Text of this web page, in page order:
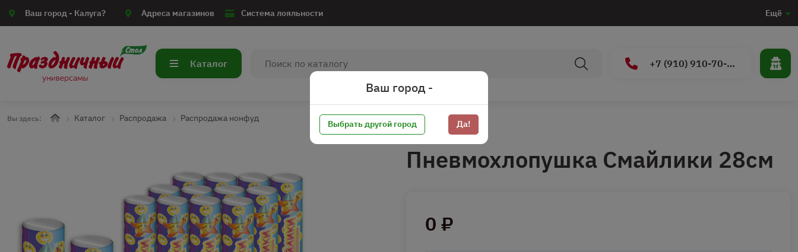
Ваш город - Калуга? Адреса магазинов Система лояльности Ещё
Каталог +7 (910) 910-70-15
Вы здесь: Каталог Распродажа Распродажа нонфуд
Пневмохлопушка Смайлики 28см
0 ₽
Ваш город -
Выбрать другой город Да!